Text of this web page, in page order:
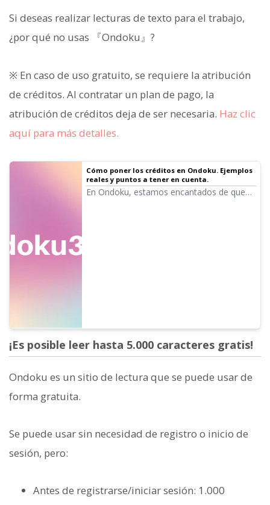
Si deseas realizar lecturas de texto para el trabajo,
¿por qué no usas 『Ondoku』?
※ En caso de uso gratuito, se requiere la atribución
de créditos. Al contratar un plan de pago, la
atribución de créditos deja de ser necesaria. Haz clic
aquí para más detalles.
Cómo poner los créditos en Ondoku. Ejemplos
reales y puntos a tener en cuenta.
En Ondoku, estamos encantados de que
¡Es posible leer hasta 5.000 caracteres gratis!
Ondoku es un sitio de lectura que se puede usar de
forma gratuita.
Se puede usar sin necesidad de registro o inicio de
sesión, pero:
Antes de registrarse/iniciar sesión: 1.000